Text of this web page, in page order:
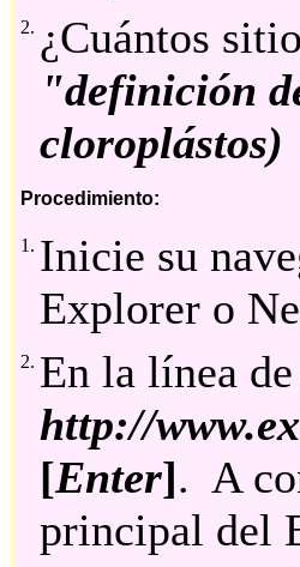
2. ¿Cuántos
"definición
cloroplástos)
Procedimiento:
1. Inicie su
Explorer o
2. En la línea
http://
[Enter]. A
principal del